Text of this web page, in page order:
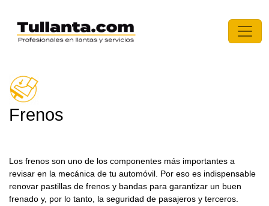
Frenos
Los frenos son uno de los componentes más importantes a
revisar en la mecánica de tu automóvil. Por eso es indispensable
renovar pastillas de frenos y bandas para garantizar un buen
frenado y, por lo tanto, la seguridad de pasajeros y terceros.